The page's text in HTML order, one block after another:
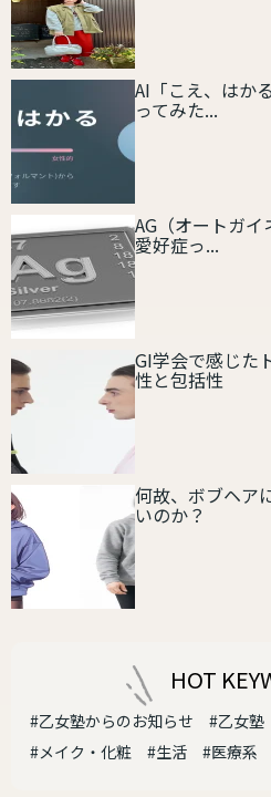
AI「こえ、はか
ってみた...
AG（オートガ
愛好症っ...
GI学会で感じた
性と包括性
何故、ボブヘア
いのか？
HOT
#乙女塾からのお知らせ #乙女塾
#メイク・化粧
#生活 #医療系